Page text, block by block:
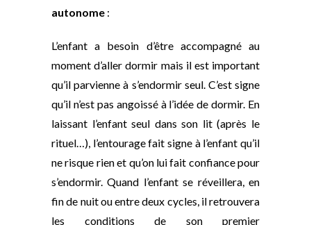
autonome :
L’enfant a besoin d’être accompagné au
moment d’aller dormir mais il est important
qu’il parvienne à s’endormir seul. C’est signe
qu’il n’est pas angoissé à l’idée de dormir. En
laissant l’enfant seul dans son lit (après le
rituel…), l’entourage fait signe à l’enfant qu’il
ne risque rien et qu’on lui fait confiance pour
s’endormir. Quand l’enfant se réveillera, en
fin de nuit ou entre deux cycles, il retrouvera
les conditions de son premier